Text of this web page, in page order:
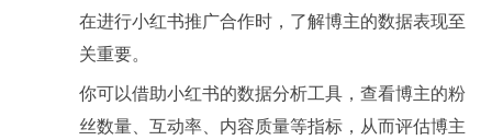
在进行小红书推广合作时，了解博主的数据表现至
关重要。
你可以借助小红书的数据分析工具，查看博主的粉
丝数量、互动率、内容质量等指标，从而评估博主